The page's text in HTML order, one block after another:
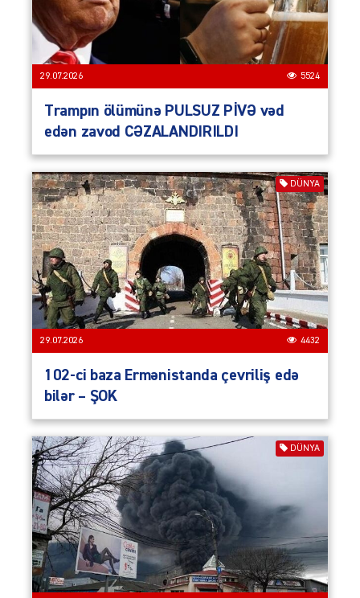
29.07.2026 5524
Trampın ölümünə PULSUZ PİVƏ vəd
edən zavod CƏZALANDIRILDI
DÜNYA
29.07.2026 4432
102-ci baza Ermənistanda çevriliş edə
bilər – ŞOK
DÜNYA